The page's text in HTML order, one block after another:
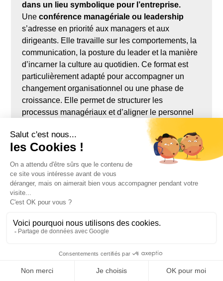
dans un lieu symbolique pour l’entreprise.
Uneconférence managériale ou leadership
s’adresse en priorité aux managers et aux
dirigeants. Elle travaille sur les comportements, la
communication, la posture du leader et la manière
d’incarner la culture au quotidien. Ce format est
particulièrement adapté pour accompagner un
changement organisationnel ou une phase de
croissance. Elle permet de structurer les
processus managériaux et d’aligner le personnel
Uneconférence interactive ou participative
favorise l’échange et l’intelligence collective.
L’intervenant implique les participants, fait réfléchir
sur les pratiques internes et aide à faire émerger
des pistes d’amélioration concrètes, directement
applicables dans le travail quotidien.
Chaque personne devient alors actrice du
changement, et non simple spectatrice.
Enfin, laconférence récurrente
d’ancrer la culture d’entreprise dans la durée. Ce
format, encore peu exploité par les concurrents,